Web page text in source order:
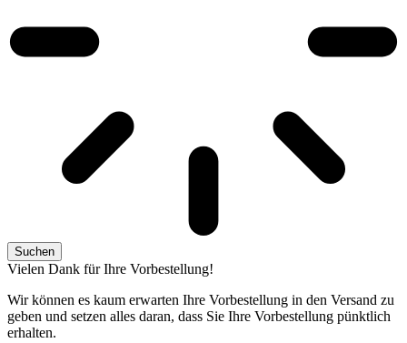
Suchen
Vielen Dank für Ihre Vorbestellung!
Wir können es kaum erwarten Ihre Vorbestellung in den Versand zu
geben und setzen alles daran, dass Sie Ihre Vorbestellung pünktlich
erhalten.